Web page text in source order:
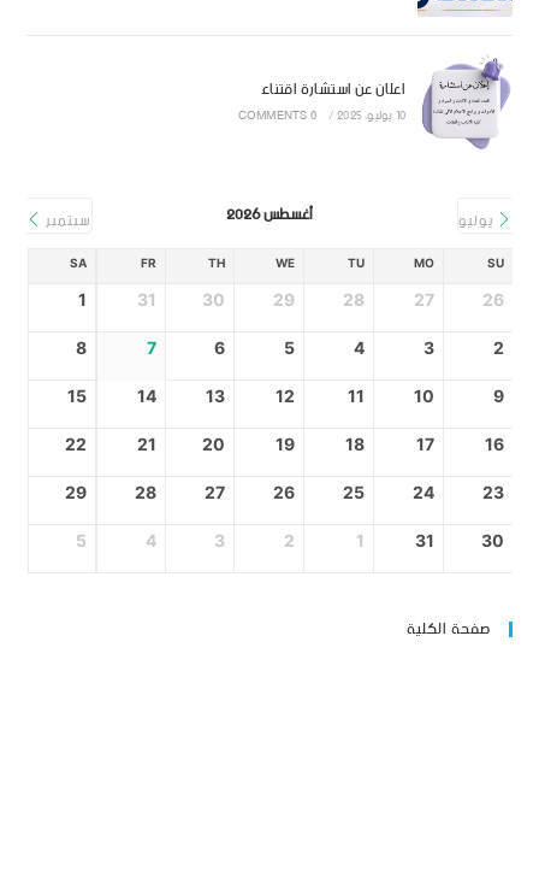
اعلان عن استشارة اقتناء
10 يوليو، 2025 /
0 COMMENTS
يوليو أغسطس 2026 سبتمبر
SU
MO
TU
WE
TH
FR
SA
26
27
28
29
30
31
1
2
3
4
5
6
7
8
9
10
11
12
13
14
15
16
17
18
19
20
21
22
23
24
25
26
27
28
29
30
31
1
2
3
4
5
صفحة الكلية